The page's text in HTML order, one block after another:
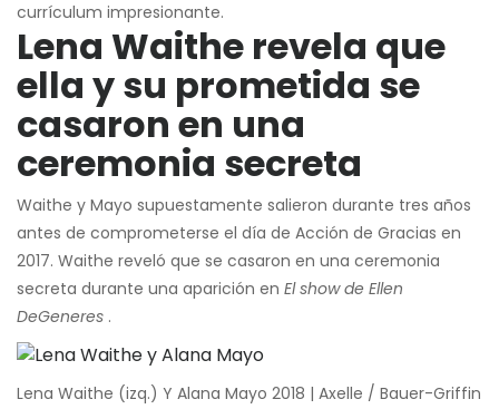
currículum impresionante.
Lena Waithe revela que
ella y su prometida se
casaron en una
ceremonia secreta
Waithe y Mayo supuestamente salieron durante tres años
antes de comprometerse el día de Acción de Gracias en
2017. Waithe reveló que se casaron en una ceremonia
secreta durante una aparición en El show de Ellen
DeGeneres .
Lena Waithe (izq.) Y Alana Mayo 2018 | Axelle / Bauer-Griffin